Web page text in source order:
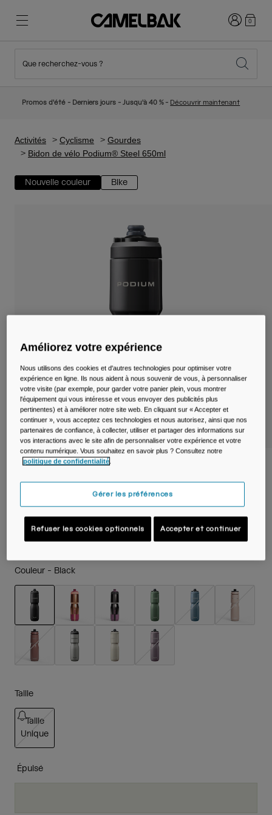
Nouveautés
Sacs Hydratation
Sacoches Vélo
Réservoirs
Accessoires
Tout Voir
Randonnée
Abandonner le tout Jetable
Connexion
0
Que recherchez-vous ?
Promos d'été - Derniers jours - Jusqu'à 40 % - Découvrir maintenant
Activités Cyclisme
Gourdes
Bidon de vélo Podium® Steel 650ml
Nouvelle couleur Bike
Bidon de vélo Podium® Steel 650ml
38176-001-OS
44,99 €
Couleur - Black
sélectionné
Taille
Taille
Unique
Épuisé
Améliorez votre expérience
Nous utilisons des cookies et d'autres technologies pour optimiser votre
expérience en ligne. Ils nous aident à nous souvenir de vous, à personnaliser
votre visite (par exemple, pour garder votre panier plein, vous montrer
l'équipement qui vous intéresse et vous envoyer des publicités plus
pertinentes) et à améliorer notre site web. En cliquant sur « Accepter et
continuer », vous acceptez ces technologies et nous autorisez, ainsi que nos
partenaires de confiance, à collecter, utiliser et partager des informations sur
vos interactions avec le site afin de personnaliser votre expérience et votre
contenu numérique. Vous souhaitez en savoir plus ? Consultez notre
politique de confidentialité.
Gérer les préférences
Refuser les cookies optionnels Accepter et continuer